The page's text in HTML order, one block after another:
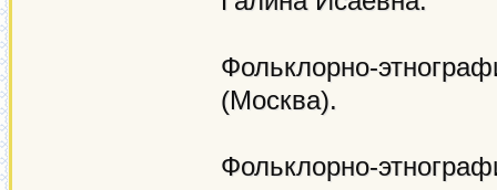
Фольклорно-
(Москва).
Фольклорно-